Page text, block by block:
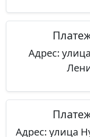
Адрес:
Адрес: улица